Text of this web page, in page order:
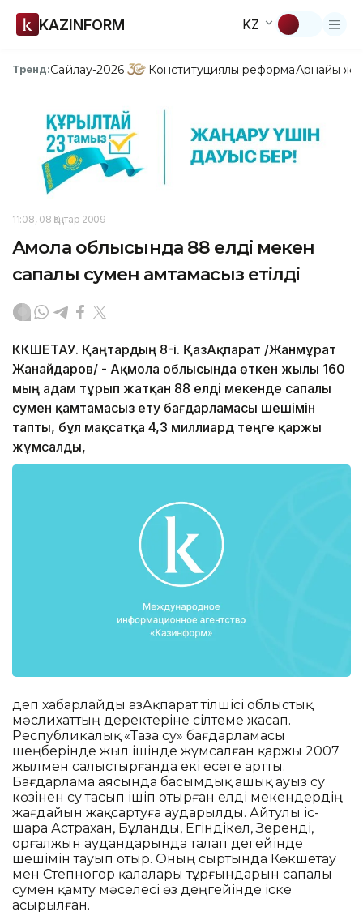
KAZINFORM KZ
Тренд:Сайлау-2026 Конституциялық реформаАрнайы
11:08, 08 Қаңтар 2009
Ақмола облысында 88 елді мекен
сапалы сумен қамтамасыз етілді
КӨКШЕТАУ. Қаңтардың 8-і. ҚазАқпарат /Жанмұрат
Жанайдаров/ - Ақмола облысында өткен жылы 160
мың адам тұрып жатқан 88 елді мекенде сапалы
сумен қамтамасыз ету бағдарламасы шешімін
тапты, бұл мақсатқа 4,3 миллиард теңге қаржы
жұмсалды,
деп хабарлайды ҚазАқпарат тілшісі облыстық
мәслихаттың деректеріне сілтеме жасап.
Республикалық «Таза су» бағдарламасы
шеңберінде жыл ішінде жұмсалған қаржы 2007
жылмен салыстырғанда екі есеге артты.
Бағдарлама аясында басымдық ашық ауыз су
көзінен су тасып ішіп отырған елді мекендердің
жағдайын жақсартуға аударылды. Айтулы іс-
шара Астрахан, Бұланды, Егіндікөл, Зеренді,
Қорғалжын аудандарында талап дегейінде
шешімін тауып отыр. Оның сыртында Көкшетау
мен Степногор қалалары тұрғындарын сапалы
сумен қамту мәселесі өз деңгейінде іске
асырылған.